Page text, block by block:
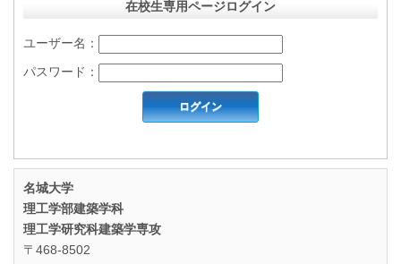
在校生専用ページログイン
ユーザー名：
パスワード：
名城大学
理工学部建築学科
理工学研究科建築学専攻
〒468-8502